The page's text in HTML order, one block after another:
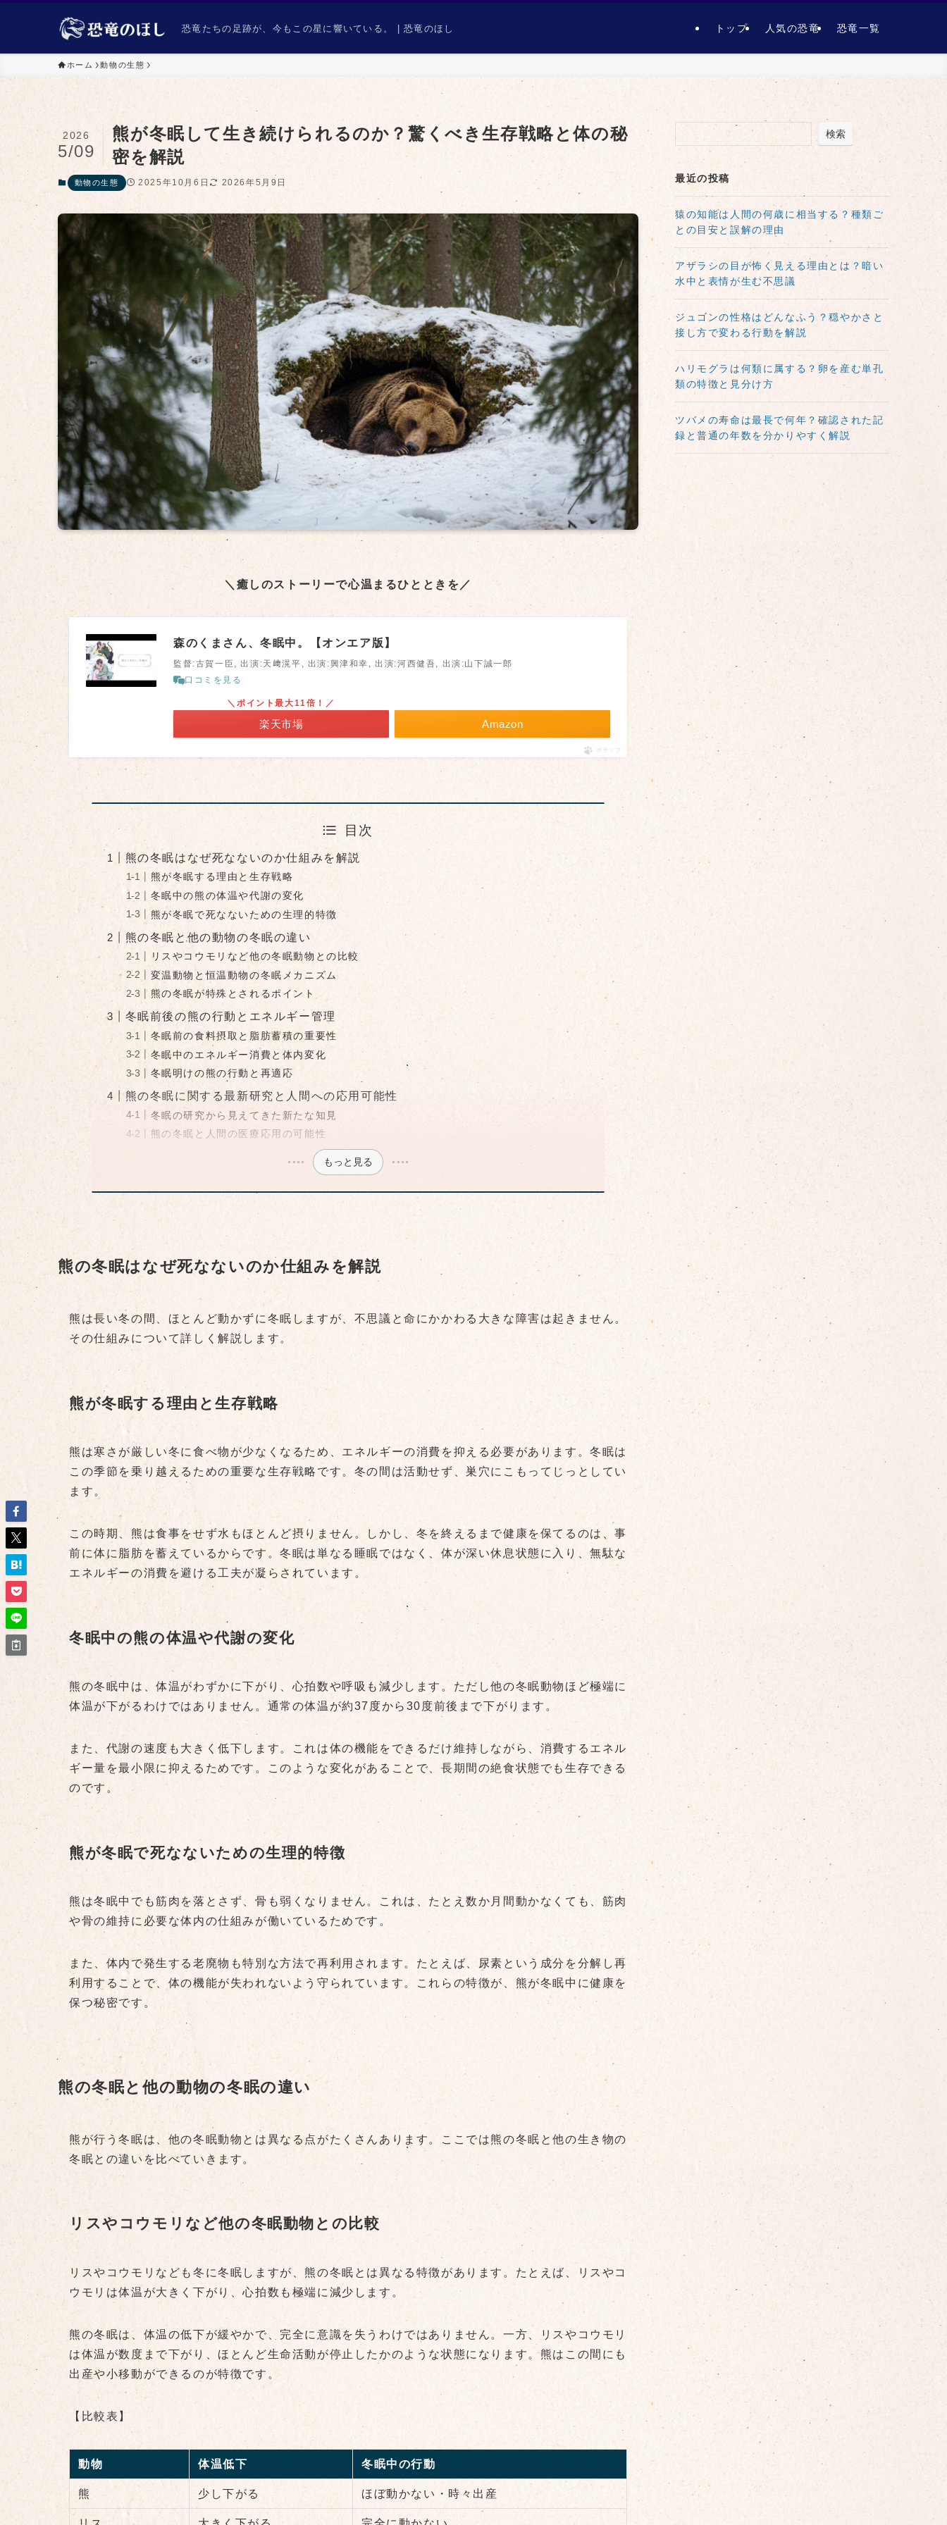
恐竜たちの足跡が、今もこの星に響いている。 | 恐竜のほし トップ 人気の恐竜 恐竜一覧
ホーム 動物の生態
熊が冬眠して生き続けられるのか？驚くべき生存戦略と体の秘
密を解説
2026
5/09
動物の生態 2025年10月6日 2026年5月9日
＼癒しのストーリーで心温まるひとときを／
森のくまさん、冬眠中。【オンエア版】
監督:古賀一臣, 出演:天﨑滉平, 出演:興津和幸, 出演:河西健吾, 出演:山下誠一郎
口コミを見る
Amazon
＼ポイント最大11倍！／
楽天市場
ポチップ
目次
熊の冬眠はなぜ死なないのか仕組みを解説
熊が冬眠する理由と生存戦略
冬眠中の熊の体温や代謝の変化
熊が冬眠で死なないための生理的特徴
熊の冬眠と他の動物の冬眠の違い
リスやコウモリなど他の冬眠動物との比較
変温動物と恒温動物の冬眠メカニズム
熊の冬眠が特殊とされるポイント
冬眠前後の熊の行動とエネルギー管理
冬眠前の食料摂取と脂肪蓄積の重要性
冬眠中のエネルギー消費と体内変化
冬眠明けの熊の行動と再適応
熊の冬眠に関する最新研究と人間への応用可能性
冬眠の研究から見えてきた新たな知見
熊の冬眠と人間の医療応用の可能性
もっと見る
熊の冬眠はなぜ死なないのか仕組みを解説
熊は長い冬の間、ほとんど動かずに冬眠しますが、不思議と命にかかわる大きな障害は起きません。
その仕組みについて詳しく解説します。
熊が冬眠する理由と生存戦略
熊は寒さが厳しい冬に食べ物が少なくなるため、エネルギーの消費を抑える必要があります。冬眠は
この季節を乗り越えるための重要な生存戦略です。冬の間は活動せず、巣穴にこもってじっとしてい
ます。
この時期、熊は食事をせず水もほとんど摂りません。しかし、冬を終えるまで健康を保てるのは、事
前に体に脂肪を蓄えているからです。冬眠は単なる睡眠ではなく、体が深い休息状態に入り、無駄な
エネルギーの消費を避ける工夫が凝らされています。
冬眠中の熊の体温や代謝の変化
熊の冬眠中は、体温がわずかに下がり、心拍数や呼吸も減少します。ただし他の冬眠動物ほど極端に
体温が下がるわけではありません。通常の体温が約37度から30度前後まで下がります。
また、代謝の速度も大きく低下します。これは体の機能をできるだけ維持しながら、消費するエネル
ギー量を最小限に抑えるためです。このような変化があることで、長期間の絶食状態でも生存できる
のです。
熊が冬眠で死なないための生理的特徴
熊は冬眠中でも筋肉を落とさず、骨も弱くなりません。これは、たとえ数か月間動かなくても、筋肉
や骨の維持に必要な体内の仕組みが働いているためです。
また、体内で発生する老廃物も特別な方法で再利用されます。たとえば、尿素という成分を分解し再
利用することで、体の機能が失われないよう守られています。これらの特徴が、熊が冬眠中に健康を
保つ秘密です。
熊の冬眠と他の動物の冬眠の違い
熊が行う冬眠は、他の冬眠動物とは異なる点がたくさんあります。ここでは熊の冬眠と他の生き物の
冬眠との違いを比べていきます。
リスやコウモリなど他の冬眠動物との比較
リスやコウモリなども冬に冬眠しますが、熊の冬眠とは異なる特徴があります。たとえば、リスやコ
ウモリは体温が大きく下がり、心拍数も極端に減少します。
熊の冬眠は、体温の低下が緩やかで、完全に意識を失うわけではありません。一方、リスやコウモリ
は体温が数度まで下がり、ほとんど生命活動が停止したかのような状態になります。熊はこの間にも
出産や小移動ができるのが特徴です。
【比較表】
動物 体温低下 冬眠中の行動
熊 少し下がる ほぼ動かない・時々出産
検索
最近の投稿
猿の知能は人間の何歳に相当する？種類ご
との目安と誤解の理由
アザラシの目が怖く見える理由とは？暗い
水中と表情が生む不思議
ジュゴンの性格はどんなふう？穏やかさと
接し方で変わる行動を解説
ハリモグラは何類に属する？卵を産む単孔
類の特徴と見分け方
ツバメの寿命は最長で何年？確認された記
録と普通の年数を分かりやすく解説